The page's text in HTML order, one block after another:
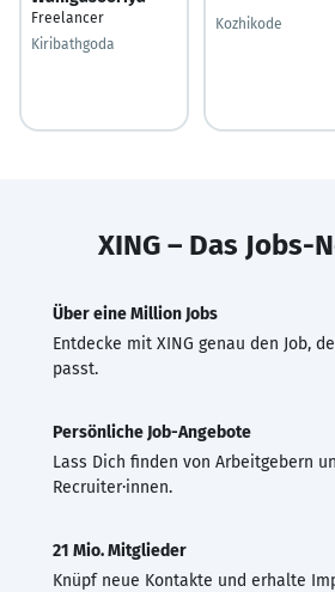
Freelancer
Kiribathgoda
Kozhikode
XING – Das Jobs-
Über eine Million Jobs
Entdecke mit XING genau den Job,
passt.
Persönliche Job-Angebote
Lass Dich finden von Arbeitgebern
Recruiter·innen.
21 Mio. Mitglieder
Knüpf neue Kontakte und erhalte